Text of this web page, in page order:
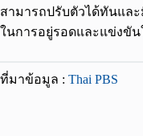
สามารถปรับตัวได้ทันแล
ในการอยู่รอดและแข่งขั
ที่มาข้อมูล : Thai PBS